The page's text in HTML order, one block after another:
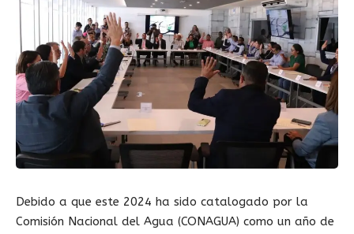
Debido a que este 2024 ha sido catalogado por la
Comisión Nacional del Agua (CONAGUA) como un año de